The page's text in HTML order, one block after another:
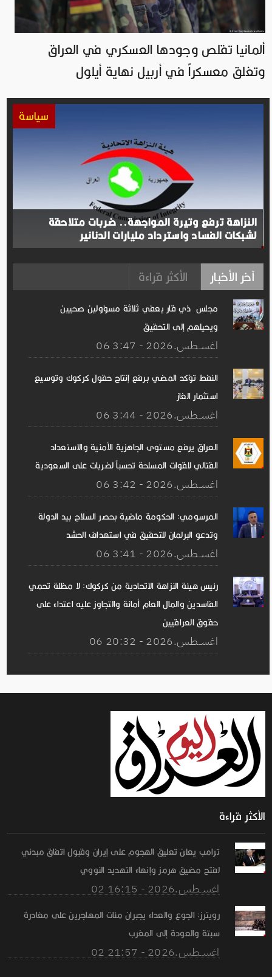
ألمانيا تقلص وجودها العسكري في العراق
وتغلق معسكراً في أربيل نهاية أيلول
سياسة
النزاهة ترفع وتيرة المواجهة.. ضربات متلاحقة
لشبكات الفساد واسترداد مليارات الدنانير
آخر الأخبار الأكثر قراءة
مجلس ذي قار يعفي ثلاثة مسؤولين صحيين
ويحيلهم إلى التحقيق
06 اغســطس.2026 - 3:47
النفط تؤكد المضي برفع إنتاج حقول كركوك وتوسيع
استثمار الغاز
06 اغســطس.2026 - 3:44
العراق يرفع مستوى الجاهزية الأمنية والاستعداد
القتالي للقوات المسلحة تحسباً لضربات على السعودية
06 اغســطس.2026 - 3:42
المرسومي: الحكومة ماضية بحصر السلاح بيد الدولة
وتدعو البرلمان للتحقيق في استهداف الحشد
06 اغســطس.2026 - 3:41
رئيس هيئة النزاهة الاتحادية من كركوك: لا مظلة تحمي
الفاسدين والمال العام أمانة والتجاوز عليه اعتداء على
حقوق العراقيين
06 اغســطس.2026 - 20:32
الأكثر قراءة
ترامب يعلن تعليق الهجوم على إيران وقبول اتفاق مبدئي
لفتح مضيق هرمز وإنهاء التهديد النووي
02 اغســطس.2026 - 16:15
رويترز: الجوع والعداء يجبران مئات المهاجرين على مغادرة
سبتة والعودة إلى المغرب
02 اغســطس.2026 - 21:57